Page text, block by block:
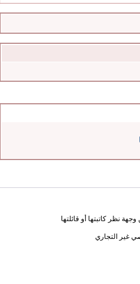
نظر كاتبتها أو قائلتها
غير التجاري